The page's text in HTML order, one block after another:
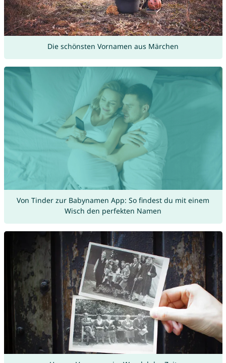
Die schönsten Vornamen aus Märchen
Von Tinder zur Babynamen App: So findest du mit einem
Wisch den perfekten Namen